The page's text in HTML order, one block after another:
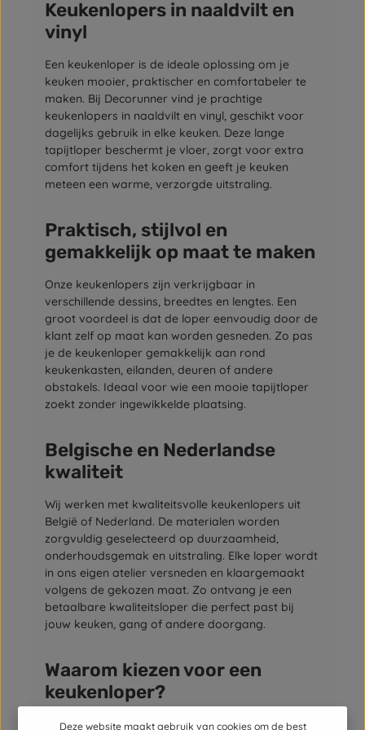
Keukenlopers in naaldvilt en
vinyl
Een keukenloper is de ideale oplossing om je
keuken mooier, praktischer en comfortabeler te
maken. Bij Decorunner vind je prachtige
keukenlopers in naaldvilt en vinyl, geschikt voor
dagelijks gebruik in elke keuken. Deze lange
tapijtloper beschermt je vloer, zorgt voor extra
comfort tijdens het koken en geeft je keuken
meteen een warme, verzorgde uitstraling.
Praktisch, stijlvol en
gemakkelijk op maat te maken
Onze keukenlopers zijn verkrijgbaar in
verschillende dessins, breedtes en lengtes. Een
groot voordeel is dat de loper eenvoudig door de
klant zelf op maat kan worden gesneden. Zo pas
je de keukenloper gemakkelijk aan rond
keukenkasten, eilanden, deuren of andere
obstakels. Ideaal voor wie een mooie tapijtloper
zoekt zonder ingewikkelde plaatsing.
Belgische en Nederlandse
kwaliteit
Wij werken met kwaliteitsvolle keukenlopers uit
België of Nederland. De materialen worden
zorgvuldig geselecteerd op duurzaamheid,
onderhoudsgemak en uitstraling. Elke loper wordt
in ons eigen atelier versneden en klaargemaakt
volgens de gekozen maat. Zo ontvang je een
betaalbare kwaliteitsloper die perfect past bij
jouw keuken, gang of andere doorgang.
Waarom kiezen voor een
keukenloper?
Een keukenloper beschermt je vloer tegen slijtage,
Deze website maakt gebruik van cookies om de best